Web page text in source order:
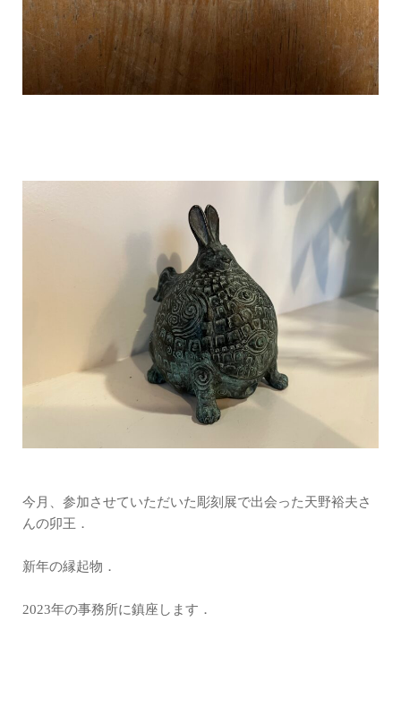
今月、参加させていただいた彫刻展で出会った天野裕夫さ
んの卯王．
新年の縁起物．
2023年の事務所に鎮座します．